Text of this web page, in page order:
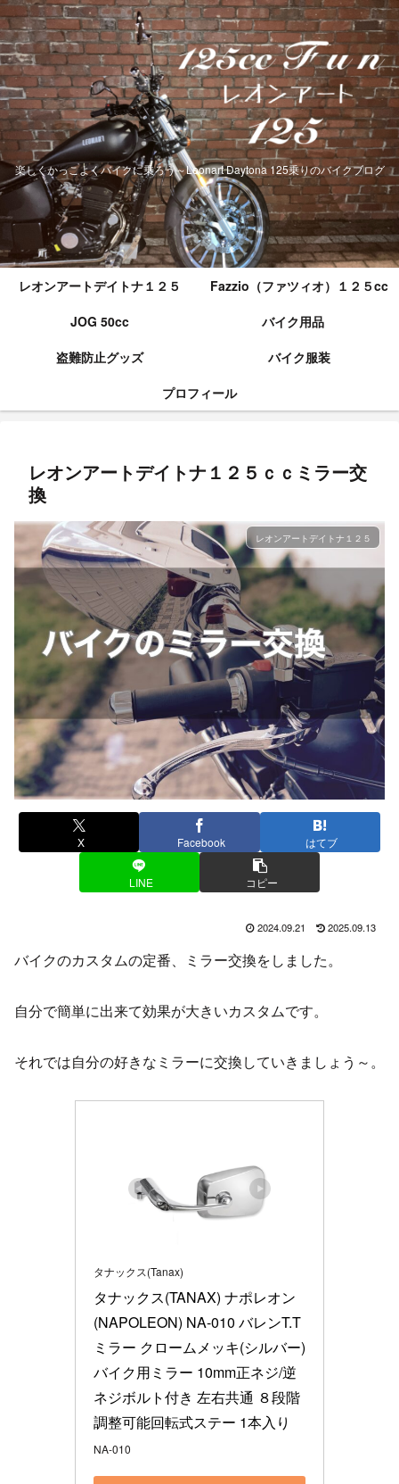
楽しくかっこよくバイクに乗ろう～Leonart Daytona 125乗りのバイクブログ
レオンアートデイトナ１２５
Fazzio（ファツィオ）１２５cc
JOG 50cc
バイク用品
盗難防止グッズ
バイク服装
プロフィール
レオンアートデイトナ１２５ｃｃミラー交
換
レオンアートデイトナ１２５
X Facebook はてブ
LINE コピー
2024.09.21 2025.09.13
バイクのカスタムの定番、ミラー交換をしました。
自分で簡単に出来て効果が大きいカスタムです。
それでは自分の好きなミラーに交換していきましょう～。
タナックス(Tanax)
タナックス(TANAX) ナポレオン
(NAPOLEON) NA-010 バレンT.T
ミラー クロームメッキ(シルバー)
バイク用ミラー 10mm正ネジ/逆
ネジボルト付き 左右共通 ８段階
調整可能回転式ステー 1本入り
NA-010